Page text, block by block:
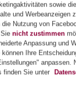
sowie
und Werbeanzeigen
Nutzung von
Sienicht zustimmen
Anpassung und
Ihre
anpassen.
finden Sie unter